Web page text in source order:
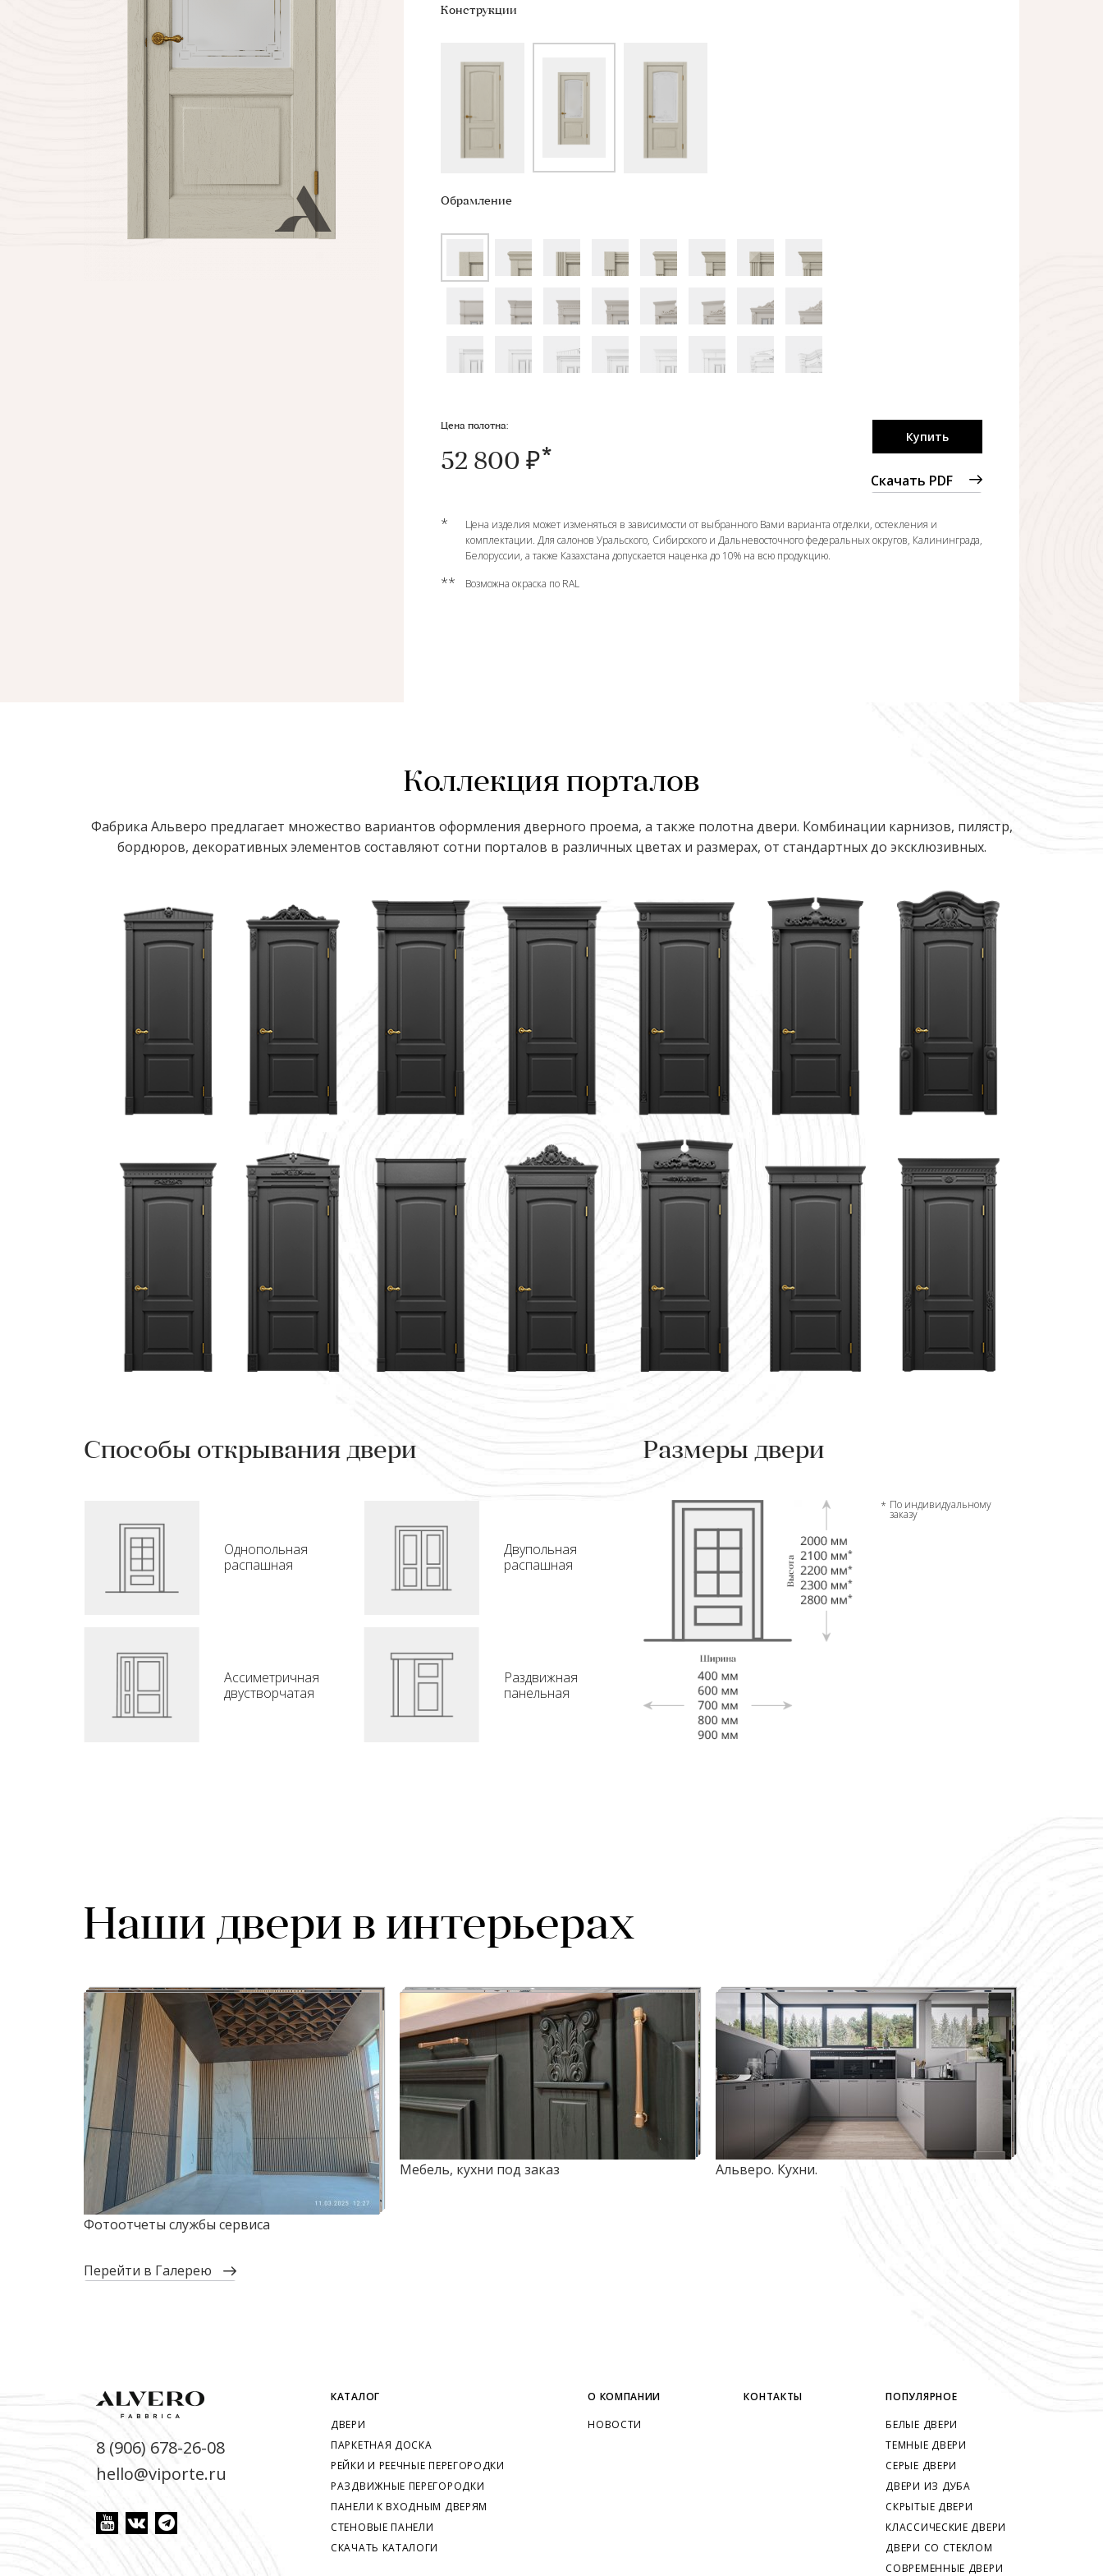
Конструкции
Обрамление
Купить
Скачать PDF
Цена полотна:
52 800 ₽
*
Цена изделия может изменяться в зависимости от выбранного Вами варианта отделки, остекления и
комплектации. Для салонов Уральского, Сибирского и Дальневосточного федеральных округов, Калининграда,
Белоруссии, а также Казахстана допускается наценка до 10% на всю продукцию.
** Возможна окраска по RAL
Коллекция порталов
Фабрика Альверо предлагает множество вариантов оформления дверного проема, а также полотна двери. Комбинации карнизов, пилястр,
бордюров, декоративных элементов составляют сотни порталов в различных цветах и размерах, от стандартных до эксклюзивных.
Способы открывания двери
Однопольная
распашная
Двупольная
распашная
Ассиметричная
двустворчатая
Раздвижная
панельная
Размеры двери
По индивидуальному
заказу
Наши двери в интерьерах
Фотоотчеты службы сервиса
Мебель, кухни под заказ Альверо. Кухни.
перейти в Галерею
8 (906) 678-26-08
hello@viporte.ru
КАТАЛОГ
ДВЕРИ
ПАРКЕТНАЯ ДОСКА
РЕЙКИ И РЕЕЧНЫЕ ПЕРЕГОРОДКИ
РАЗДВИЖНЫЕ ПЕРЕГОРОДКИ
ПАНЕЛИ К ВХОДНЫМ ДВЕРЯМ
СТЕНОВЫЕ ПАНЕЛИ
СКАЧАТЬ КАТАЛОГИ
О КОМПАНИИ
НОВОСТИ
КОНТАКТЫ
ПОПУЛЯРНОЕ
БЕЛЫЕ ДВЕРИ
ТЕМНЫЕ ДВЕРИ
СЕРЫЕ ДВЕРИ
ДВЕРИ ИЗ ДУБА
СКРЫТЫЕ ДВЕРИ
КЛАССИЧЕСКИЕ ДВЕРИ
ДВЕРИ СО СТЕКЛОМ
СОВРЕМЕННЫЕ ДВЕРИ